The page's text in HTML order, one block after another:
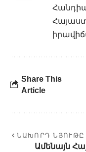
Share This
Article
ՆԱԽՈՐԴ ՆՅՈՒԹԸ
Ամենայն